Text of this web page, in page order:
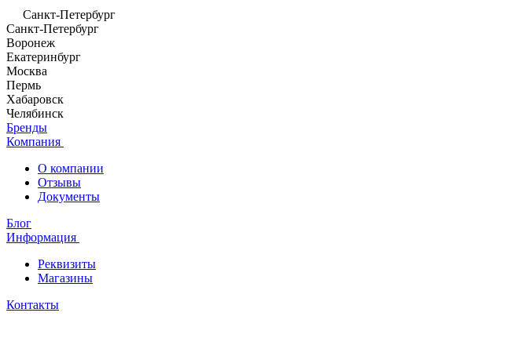
Санкт-Петербург
Санкт-Петербург
Воронеж
Екатеринбург
Москва
Пермь
Хабаровск
Челябинск
Бренды
Компания
О компании
Отзывы
Документы
Блог
Информация
Реквизиты
Магазины
Контакты